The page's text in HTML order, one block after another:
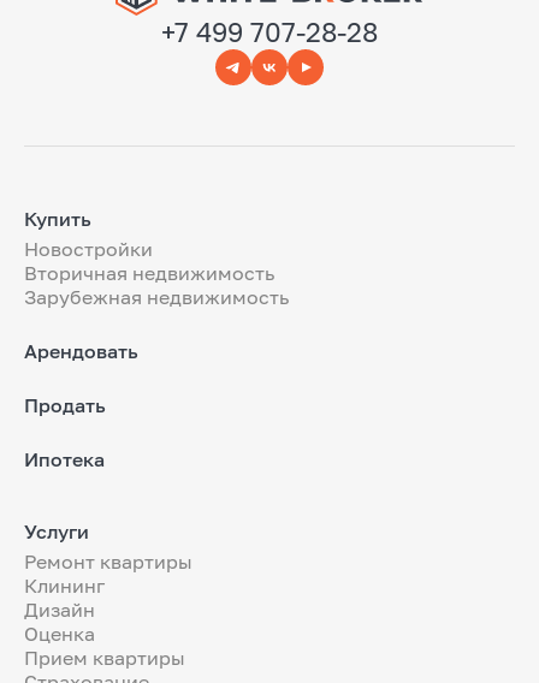
+7 499 707-28-28
Купить
Новостройки
Вторичная недвижимость
Зарубежная недвижимость
Арендовать
Продать
Ипотека
Услуги
Ремонт квартиры
Клининг
Дизайн
Оценка
Прием квартиры